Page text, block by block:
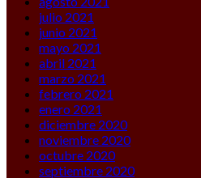
julio 2021
junio 2021
mayo 2021
abril 2021
marzo 2021
febrero 2021
enero 2021
diciembre 2020
noviembre 2020
octubre 2020
septiembre 2020